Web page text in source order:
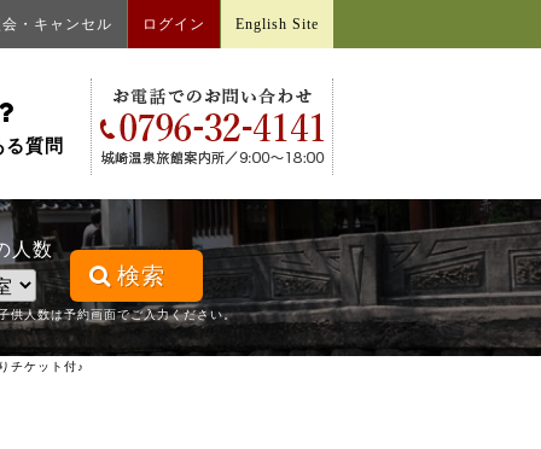
・キャンセル ログイン English Site
る質問
人数
検索
供人数は予約画面でご入力ください。
チケット付♪